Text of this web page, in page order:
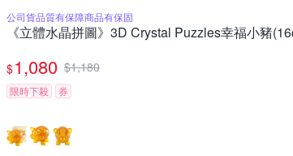
公司貨品質有保障商品有保固
《立體水晶拼圖》3D Crystal Puzzles幸福小豬
$1,080 $1,180
限時下殺 券